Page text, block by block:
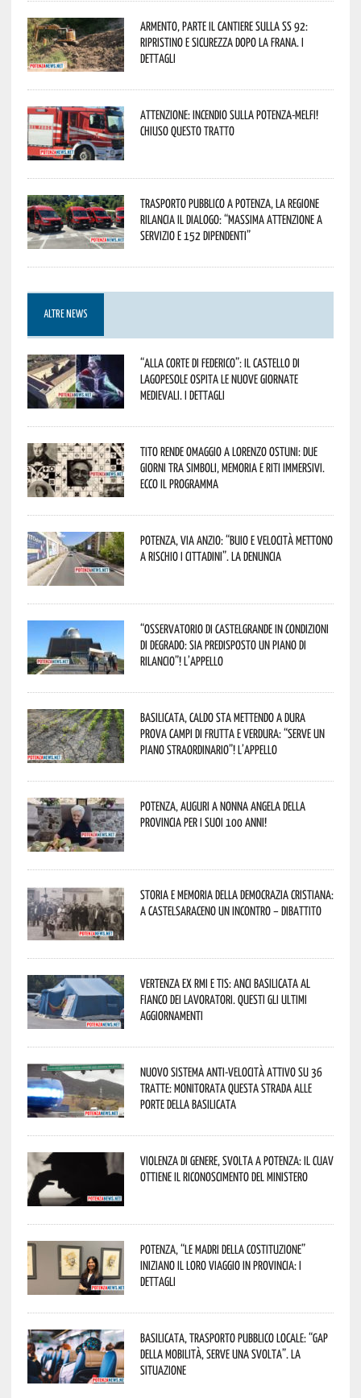
Armento, parte il cantiere sulla SS 92:
ripristino e sicurezza dopo la frana. I
dettagli
Attenzione: incendio sulla Potenza-Melfi!
Chiuso questo tratto
Trasporto pubblico a Potenza, la Regione
rilancia il dialogo: “Massima attenzione a
servizio e 152 dipendenti”
ALTRE NEWS
“Alla corte di Federico”: il Castello di
Lagopesole ospita le nuove Giornate
Medievali. I dettagli
Tito rende omaggio a Lorenzo Ostuni: due
giorni tra simboli, memoria e riti immersivi.
Ecco il programma
Potenza, Via Anzio: “Buio e velocità mettono
a rischio i cittadini”. La denuncia
“Osservatorio di Castelgrande in condizioni
di degrado: sia predisposto un piano di
rilancio”! L’appello
Basilicata, caldo sta mettendo a dura
prova campi di frutta e verdura: “Serve un
piano straordinario”! L’appello
Potenza, auguri a nonna Angela della
provincia per i suoi 100 anni!
Storia e memoria della Democrazia Cristiana:
a Castelsaraceno un incontro – dibattito
Vertenza ex RMI e TIS: ANCI Basilicata al
fianco dei lavoratori. Questi gli ultimi
aggiornamenti
Nuovo sistema anti-velocità attivo su 36
tratte: monitorata questa strada alle
porte della Basilicata
Violenza di genere, svolta a Potenza: il CUAV
ottiene il riconoscimento del Ministero
Potenza, “Le Madri della Costituzione”
iniziano il loro viaggio in provincia: i
dettagli
Basilicata, trasporto pubblico locale: “Gap
della mobilità, serve una svolta”. La
situazione